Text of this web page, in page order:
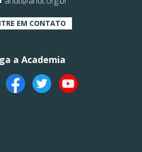
EM CONTATO
a Academia